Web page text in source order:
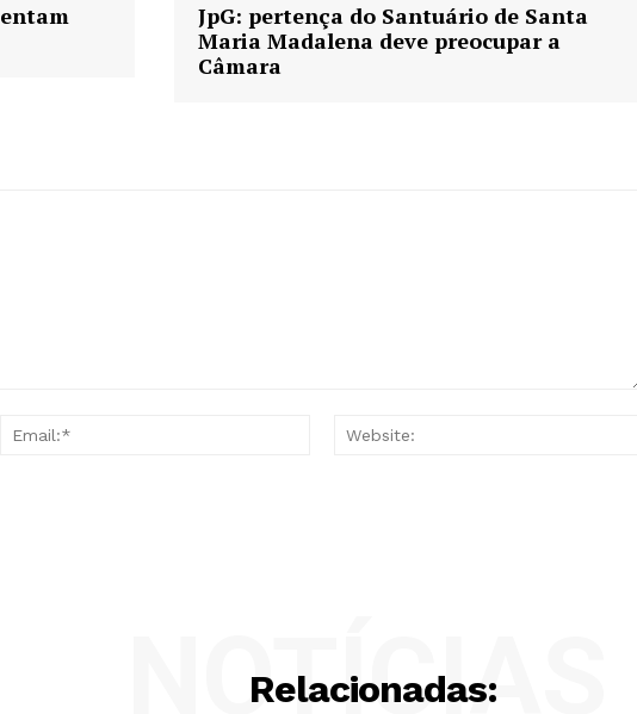
JpG: pertença do Santuário de Santa
Maria Madalena deve preocupar a
Câmara
Email:*
Relacionadas:
NOTÍCIAS